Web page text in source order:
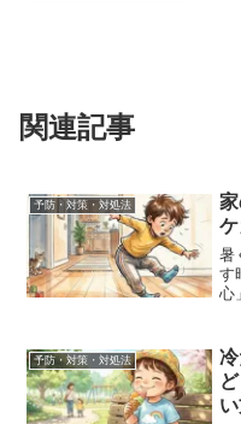
関連記事
予防・対策・対処法
暑
す
心
策
す
予防・対策・対処法